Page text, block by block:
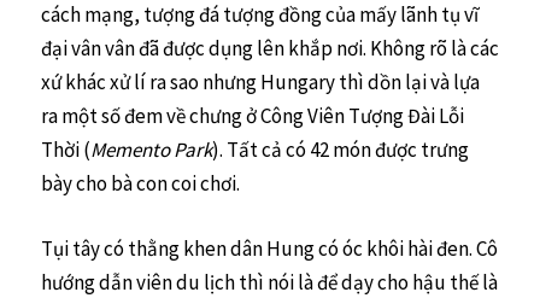
cách mạng, tượng đá tượng đồng của mấy lãnh tụ vĩ
đại vân vân đã được dụng lên khắp nơi. Không rõ là các
xứ khác xử lí ra sao nhưng Hungary thì dồn lại và lựa
ra một số đem về chưng ở Công Viên Tượng Đài Lỗi
Thời (Memento Park). Tất cả có 42 món được trưng
bày cho bà con coi chơi.
Tụi tây có thằng khen dân Hung có óc khôi hài đen. Cô
hướng dẫn viên du lịch thì nói là để dạy cho hậu thế là